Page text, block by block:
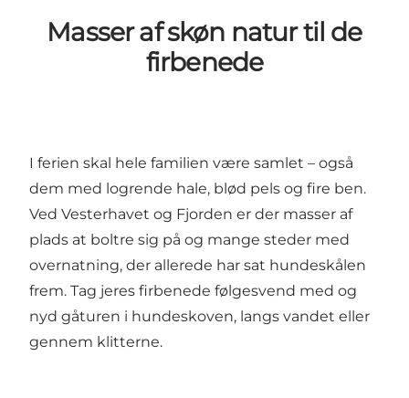
Masser af skøn natur til de
firbenede
I ferien skal hele familien være samlet – også
dem med logrende hale, blød pels og fire ben.
Ved Vesterhavet og Fjorden er der masser af
plads at boltre sig på og mange steder med
overnatning, der allerede har sat hundeskålen
frem. Tag jeres firbenede følgesvend med og
nyd gåturen i hundeskoven, langs vandet eller
gennem klitterne.